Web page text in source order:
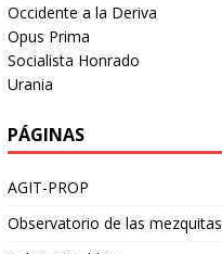
Occidente a la Deriva
Opus Prima
Socialista Honrado
Urania
PÁGINAS
AGIT-PROP
Observatorio de las mezquitas